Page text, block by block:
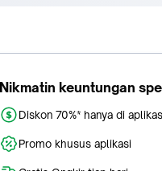
Nikmatin keuntungan
Diskon 70%* hanya di
Promo khusus aplikasi